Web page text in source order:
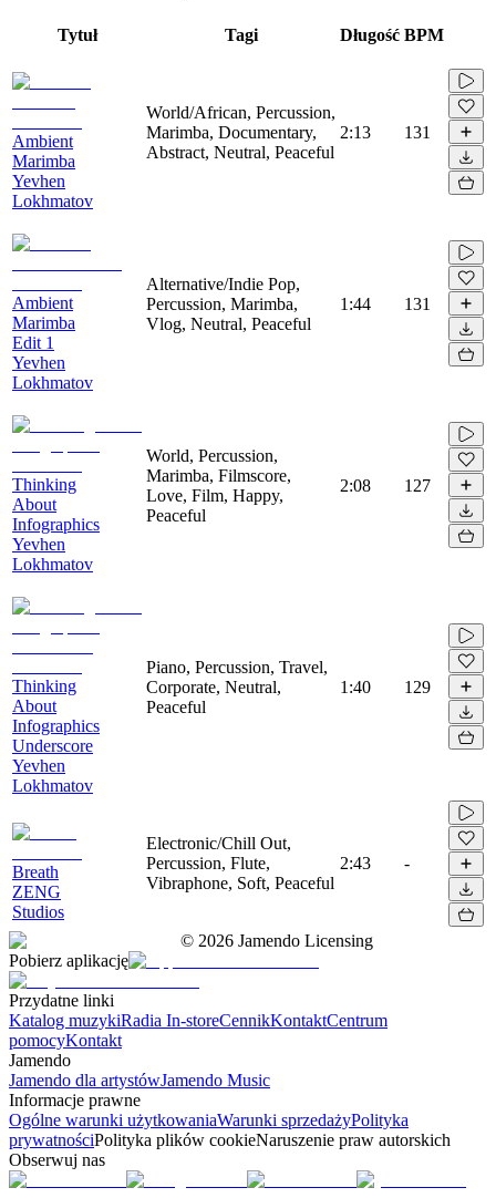
Tytuł Tagi Długość BPM
Ambient
Marimba
Yevhen
Lokhmatov
World/African, Percussion,
Marimba, Documentary,
Abstract, Neutral, Peaceful
2:13 131
Ambient
Marimba
Edit 1
Yevhen
Lokhmatov
Alternative/Indie Pop,
Percussion, Marimba,
Vlog, Neutral, Peaceful
1:44 131
Thinking
About
Infographics
Yevhen
Lokhmatov
World, Percussion,
Marimba, Filmscore,
Love, Film, Happy,
Peaceful
2:08 127
Thinking
About
Infographics
Underscore
Yevhen
Lokhmatov
Piano, Percussion, Travel,
Corporate, Neutral,
Peaceful
1:40 129
Breath
ZENG
Studios
Electronic/Chill Out,
Percussion, Flute,
Vibraphone, Soft, Peaceful
2:43 -
© 2026 Jamendo Licensing
Pobierz aplikację
Przydatne linki
Katalog muzykiRadia In-storeCennikKontaktCentrum
pomocyKontakt
Jamendo
Jamendo dla artystówJamendo Music
Informacje prawne
Ogólne warunki użytkowaniaWarunki sprzedażyPolityka
prywatnościPolityka plików cookieNaruszenie praw autorskich
Obserwuj nas